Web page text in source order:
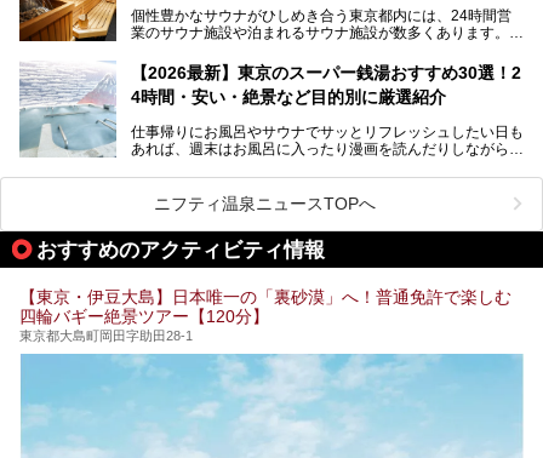
個性豊かなサウナがひしめき合う東京都内には、24時間営
業のサウナ施設や泊まれるサウナ施設が数多くあります。
を旅の目的とする「サ旅」や自分へのご褒美のための宿泊な
ど、自分の好きなタイミングで好きなだけサ活ができるのが
魅力です。
最近では、男性専用施設だけでなく、カップルや女性に嬉し
い個室サウナも増えてきました。
ら、特におすすめしたい施設14選をご紹介します。
してみてください。
【2026最新】東京のスーパー銭湯おすすめ30選！2
4時間・安い・絶景など目的別に厳選紹介
仕事帰りにお風呂やサウナでサッとリフレッシュしたい日も
あれば、週末はお風呂に入ったり漫画を読んだりしながら一
また、終電を逃してしまい、「このまま朝までゆっくりでき
る場所があれば」と探した経験がある人も多いのではないで
しょうか。
そこで本記事では、東京でおすすめのスーパー銭湯を、目的
24時間営業で宿泊できる施設や、1,000円以下で楽しめる安
い施設、デートや休日レジャーにもぴったりなエンタメ要素
が充実した施設など、利用のシーンに合わせて参考にしてく
ださい。
ニフティ温泉ニュースTOPへ
おすすめのアクティビティ情報
【東京・伊豆大島】日本唯一の「裏砂漠」へ！普通免許で楽しむ
四輪バギー絶景ツアー【120分】
東京都大島町岡田字助田28-1